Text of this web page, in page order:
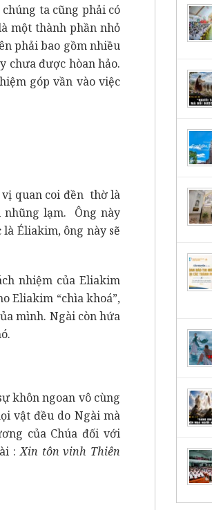
ta cũng phải có
một thành phần nhỏ
phải bao gồm nhiều
chưa được hòan hảo.
góp vần vào việc
quan coi đền thờ là
nhũng lạm. Ông này
Éliakim, ông này sẽ
nhiệm của Eliakim
Eliakim “chìa khoá”,
mình. Ngài còn hứa
khôn ngoan vô cùng
vật đều do Ngài mà
của Chúa đối với
:Xin tôn vinh Thiên